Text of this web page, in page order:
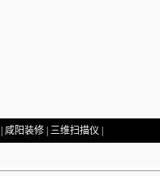
咸阳装修| 三维扫描仪